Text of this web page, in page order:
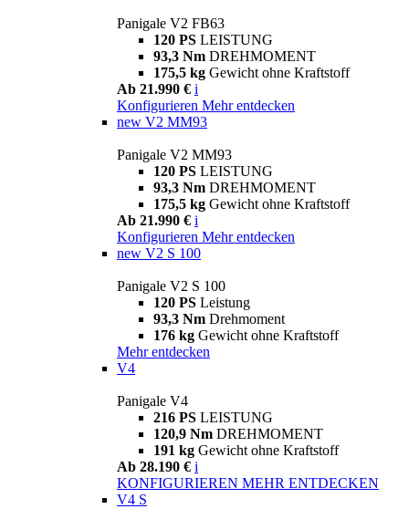
Panigale V2 FB63
120 PS LEISTUNG
93,3 Nm DREHMOMENT
175,5 kg Gewicht ohne Kraftstoff
Ab 21.990 € i
Konfigurieren Mehr entdecken
new V2 MM93
Panigale V2 MM93
120 PS LEISTUNG
93,3 Nm DREHMOMENT
175,5 kg Gewicht ohne Kraftstoff
Ab 21.990 € i
Konfigurieren Mehr entdecken
new V2 S 100
Panigale V2 S 100
120 PS Leistung
93,3 Nm Drehmoment
176 kg Gewicht ohne Kraftstoff
Mehr entdecken
V4
Panigale V4
216 PS LEISTUNG
120,9 Nm DREHMOMENT
191 kg Gewicht ohne Kraftstoff
Ab 28.190 € i
KONFIGURIEREN MEHR ENTDECKEN
V4 S